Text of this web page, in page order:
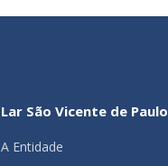
Lar São Vicente de Paulo
A Entidade